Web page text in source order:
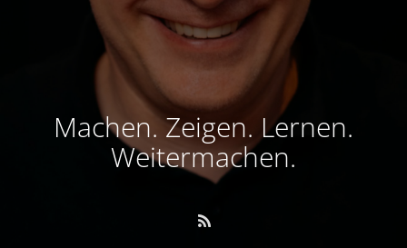
Machen. Zeigen. Lernen.
Weitermachen.